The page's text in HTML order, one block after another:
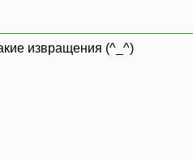
извращения (^_^)